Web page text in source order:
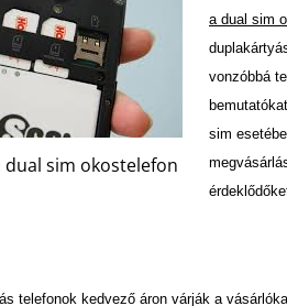
dual sim okostelefon
a dual sim
vonzóbbá
sim
telefonok kedvező áron várják a